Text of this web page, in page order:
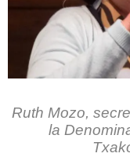
Ruth Mozo,
la